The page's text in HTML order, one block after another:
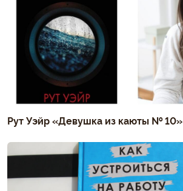
Рут Уэйр «Девушка из каюты № 10»